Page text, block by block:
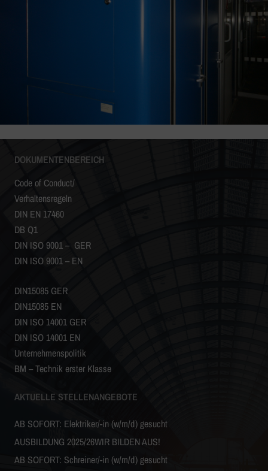
DOKUMENTENBEREICH
Code of Conduct/
Verhaltensregeln
DIN EN 17460
DB Q1
DIN ISO 9001 – GER
DIN ISO 9001 – EN
DIN15085 GER
DIN15085 EN
DIN ISO 14001 GER
DIN ISO 14001 EN
Unternehmenspolitik
BM – Technik erster Klasse
AKTUELLE STELLENANGEBOTE
AB SOFORT: Elektriker/-in (w/m/d) gesucht
AUSBILDUNG 2025/26WIR BILDEN AUS!
AB SOFORT: Schreiner/-in (w/m/d) gesucht